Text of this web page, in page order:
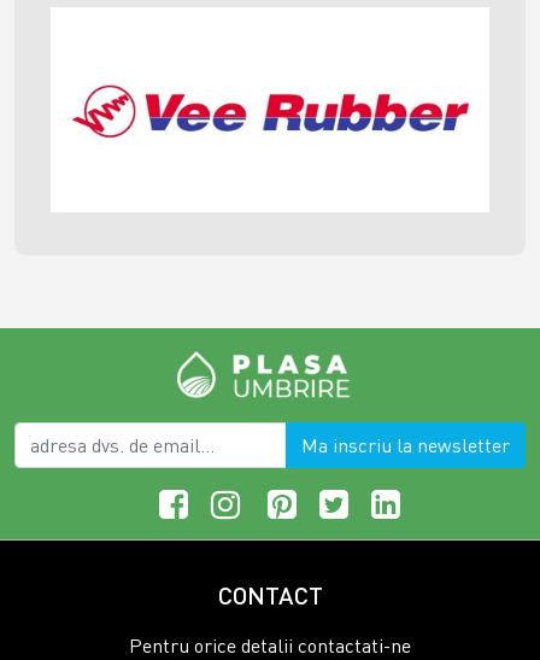
Ma inscriu la newsletter
CONTACT
Pentru orice detalii contactati-ne